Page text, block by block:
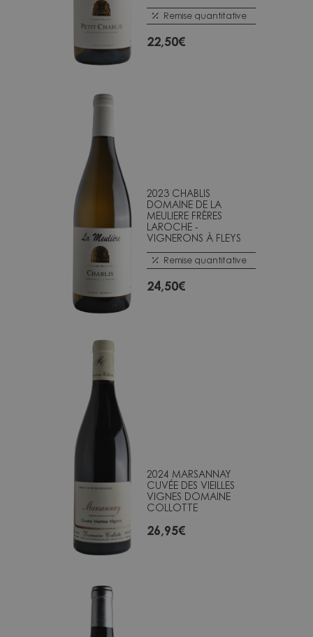
Remise quantitative
22,50€
2023 CHABLIS
DOMAINE DE LA
MEULIERE FRÈRES
LAROCHE -
VIGNERONS À FLEYS
Remise quantitative
24,50€
2024 MARSANNAY
CUVÉE DES VIEILLES
VIGNES DOMAINE
COLLOTTE
26,95€